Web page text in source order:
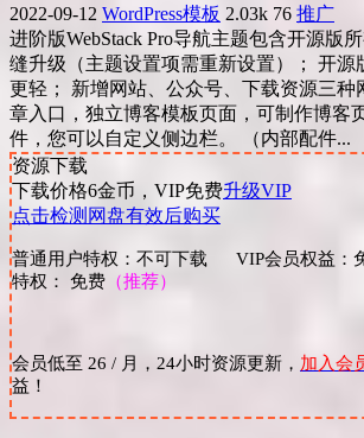
2022-09-12 WordPress模板 2.03k 76 推广
进阶版WebStack Pro导航主题包含开源版
缝升级（主题设置项需重新设置）； 开源
更轻； 新增网站、公众号、下载资源三种
章入口，独立博客模板页面，可制作博客
件，您可以自定义侧边栏。 （内部配件...
资源下载
下载价格6金币，VIP免费升级VIP
点击检测网盘有效后购买
普通用户特权：不可下载 VIP会员权益
特权： 免费 （推荐）
会员低至 26 / 月，24小时资源更新， 加入会
益！